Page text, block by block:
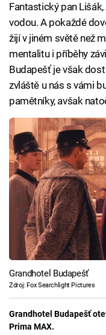
Fantastický pan
vodou. A pokaždé
žijí v jiném světě než
mentalitu i příběhy
Budapešť je však
zvláště u nás s vámi
pamětníky, avšak
Grandhotel Budapešť
Zdroj: Fox Searchlight Pictures
Grandhotel Budapešť
Prima MAX.